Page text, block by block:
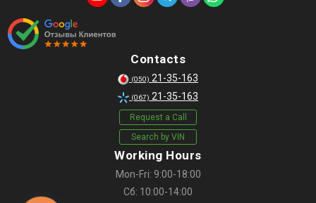
Contacts
(050) 21-35-163
(067) 21-35-163
Request a Call
Search by VIN
Working Hours
Mon-Fri: 9:00-18:00
Сб: 10:00-14:00